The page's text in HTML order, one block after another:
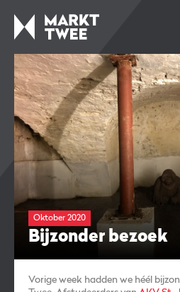
Oktober 2020
Bijzonder bezoek
Vorige week hadden we héél